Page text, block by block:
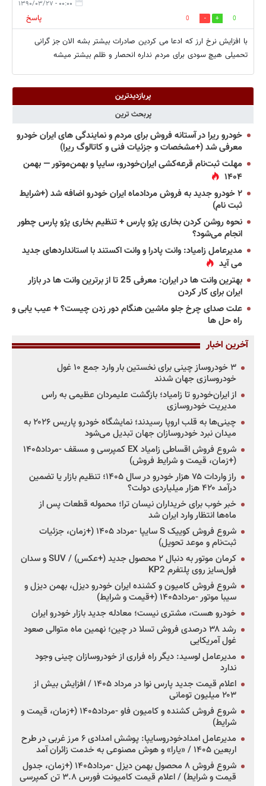
۰۰:۰۰ - ۱۳۹۰/۰۳/۲۷
0
0
پاسخ
با افزایش نرخ ارز که ادعا می کردین صادرات بیشتر بشه الان جز گرانی
تحمیلی هیچ سودی برای مردم نداره انحصار و ظلم بیشتر میشه
پربازدیدترین
پربحث ترین
خودرو ریرا در آستانه فروش برای مردم و نمایندگی های ایران خودرو
معرفی شد (+مشخصات و جزئیات فنی و کاتالوگ ریرا)
مهلت ثبت‌نام قرعه‌کشی ایران‌خودرو، سایپا و بهمن‌موتور — بهمن
۱۴۰۴
۲ خودرو جدید به فروش مردادماه ایران خودرو اضافه شد (+شرایط
ثبت نام)
نحوه روشن کردن بخاری پژو پارس + تنظیم بخاری پژو پارس چطور
انجام می‌شود؟
مدیرعامل زامیاد: وانت پادرا و وانت اکستند با استانداردهای جدید
می آید
بهترین وانت ها در ایران: معرفی 25 تا از برترین وانت ها در بازار
ایران برای کار کردن
علت صدای چرخ جلو ماشین هنگام دور زدن چیست؟ + عیب یابی و
راه حل ها
آخرین اخبار
۳ خودروساز چینی برای نخستین بار وارد جمع ۱۰ غول
خودروسازی جهان شدند
از ایران‌خودرو تا زامیاد؛ بازگشت علیمردان عظیمی به راس
مدیریت خودروسازی
چینی‌ها به قلب اروپا رسیدند؛ نمایشگاه خودرو پاریس ۲۰۲۶ به
میدان نبرد خودروسازان جهان تبدیل می‌شود
شروع فروش اقساطی زامیاد EX کمپرسی و مسقف -مرداد۱۴۰۵
(+زمان، قیمت و شرایط فروش)
راز واردات ۷۵ هزار خودرو در سال ۱۴۰۵؛ تنظیم بازار یا تضمین
درآمد ۴۲۰ هزار میلیاردی دولت؟
خبر خوب برای خریداران نیسان ترا؛ محموله قطعات پس از
ماه‌ها انتظار وارد ایران شد
شروع فروش کوییک S سایپا -مرداد ۱۴۰۵ (+زمان، جزئیات
ثبت‌نام و موعد تحویل)
کرمان موتور به دنبال ۲ محصول جدید (+عکس) / SUV و سدان
فول‌سایز روی پلتفرم KP2
شروع فروش کامیون و کشنده ایران خودرو دیزل، بهمن دیزل و
سیبا موتور -مرداد۱۴۰۵ (+قیمت و شرایط)
خودرو هست، مشتری نیست؛ معادله جدید بازار خودرو ایران
رشد ۳۸ درصدی فروش تسلا در چین؛ نهمین ماه متوالی صعود
غول آمریکایی
مدیرعامل لوسید: دیگر راه فراری از خودروسازان چینی وجود
ندارد
اعلام قیمت جدید پارس نوا در مرداد ۱۴۰۵ / افزایش بیش از
۲۰۳ میلیون تومانی
شروع فروش کشنده و کامیون فاو -مرداد۱۴۰۵ (+زمان، قیمت و
شرایط)
مدیرعامل امدادخودروسایپا: پوشش امدادی ۶ مرز غربی در طرح
اربعین ۱۴۰۵ / «یارا» و هوش مصنوعی به خدمت زائران آمد
شروع فروش ۸ محصول بهمن دیزل -مرداد۱۴۰۵ (+زمان، جدول
قیمت و شرایط) / اعلام قیمت کامیونت فورس ۳.۸ تن کمپرسی